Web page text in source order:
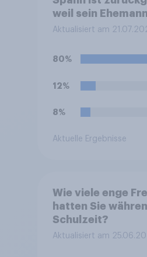
weil sein
Leihmutterschaft
Deutschland ist
medizinische
Wie stehen Sie zu
Aktualisiert am
80%
12%
8%
Aktuelle Ergebnisse
Wie viele enge
hatten Sie
Schulzeit?
Aktualisiert am